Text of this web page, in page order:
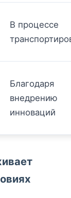
В процессе
Благодаря
внедрению
инноваций